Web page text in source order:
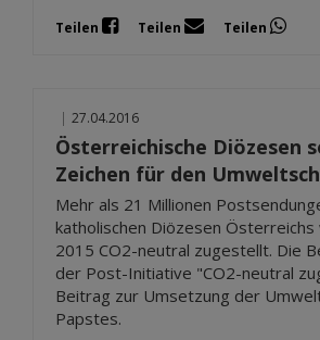
Teilen Teilen Teilen
| 27.04.2016
Österreichische Diözesen
Zeichen für den
Mehr als 21 Millionen
katholischen Diözesen Österreichs
2015 CO2-neutral zugestellt. Die
der Post-Initiative "CO2-neutral
Beitrag zur Umsetzung der
Papstes.